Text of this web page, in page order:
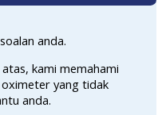
anda.
kami memahami
oximeter yang tidak
anda.